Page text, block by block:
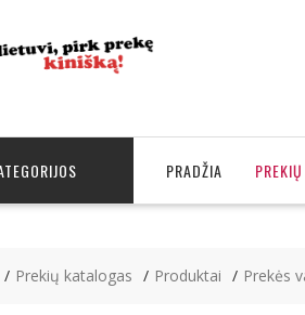
PRADŽIA
Prekių katalogas Produktai Prekės